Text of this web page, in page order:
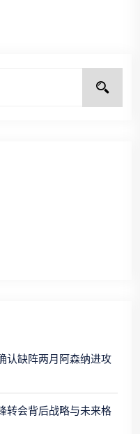
认缺阵两月阿森纳进攻
转会背后战略与未来格